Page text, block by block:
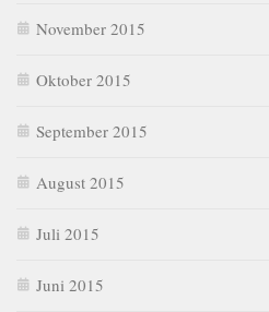
November 2015
Oktober 2015
September 2015
August 2015
Juli 2015
Juni 2015